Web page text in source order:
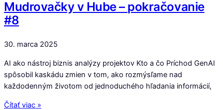
Mudrovačky v Hube – pokračovanie
#8
30. marca 2025
AI ako nástroj biznis analýzy projektov Kto a čo Príchod GenAI
spôsobil kaskádu zmien v tom, ako rozmýsľame nad
každodenným životom od jednoduchého hľadania informácií,
Čítať viac »